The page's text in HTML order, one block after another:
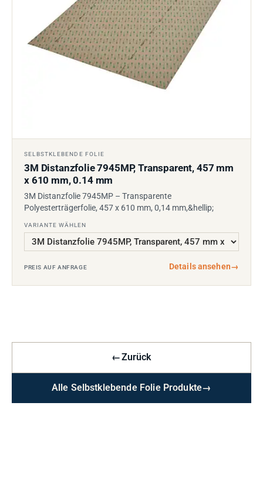
SELBSTKLEBENDE FOLIE
3M Distanzfolie 7945MP, Transparent, 457 mm
x 610 mm, 0.14 mm
3M Distanzfolie 7945MP – Transparente
Polyesterträgerfolie, 457 x 610 mm, 0,14 mm,&hellip;
VARIANTE WÄHLEN
PREIS AUF ANFRAGE Details ansehen→
←Zurück
Alle Selbstklebende Folie Produkte→